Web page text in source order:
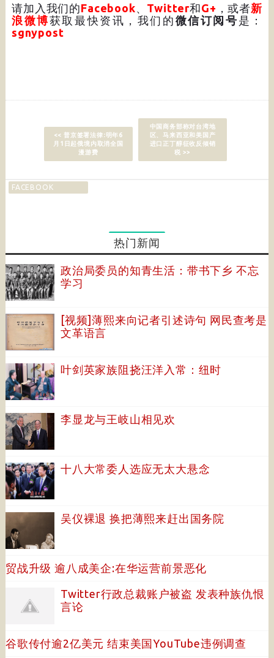
请加入我们的Facebook、 Twitter和G+ ，或者新
浪微博获取最快资讯，我们的 微信订阅号 是：
sgnypost
<< 普京签署法律:明年6
月1日起俄境内取消全国
漫游费
中国商务部称对台湾地
区、马来西亚和美国产
进口正丁醇征收反倾销
税 >>
FACEBOOK
热门新闻
政治局委员的知青生活：带书下乡 不忘
学习
[视频]薄熙来向记者引述诗句 网民查考是
文革语言
叶剑英家族阻挠汪洋入常：纽时
李显龙与王岐山相见欢
十八大常委人选应无太大悬念
吴仪裸退 换把薄熙来赶出国务院
贸战升级 逾八成美企:在华运营前景恶化
Twitter行政总裁账户被盗 发表种族仇恨
言论
谷歌传付逾2亿美元 结束美国YouTube违例调查